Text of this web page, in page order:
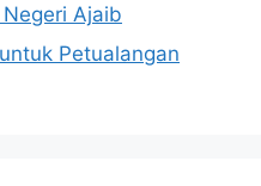
Ajaib
Petualangan